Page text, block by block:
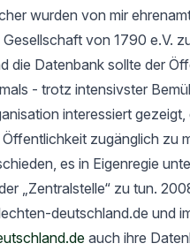
wurden von mir
von 1790 e.V.
die Datenbank sollte der
- trotz intensivster
interessiert
zugänglich zu
es in Eigenregie
„Zentralstelle“ zu tun.
deutschland.de und
auch ihre